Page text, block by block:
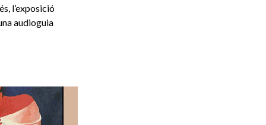
l’exposició
audioguia